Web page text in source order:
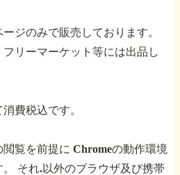
ジのみで販売しております。
リーマーケット等には出品し
費税込です。
覧を前提に Chromeの動作環境
それ.以外のブラウザ及び携帯